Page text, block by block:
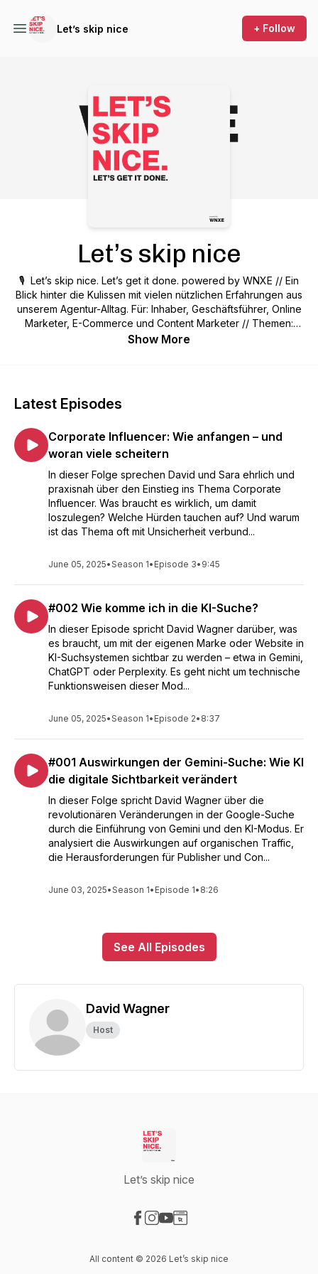
Let’s skip nice + Follow
Let’s skip nice
🎙️ Let’s skip nice. Let’s get it done. powered by WNXE // Ein
Blick hinter die Kulissen mit vielen nützlichen Erfahrungen aus
unserem Agentur-Alltag. Für: Inhaber, Geschäftsführer, Online
Marketer, E-Commerce und Content Marketer // Themen:
Online Marketing, SEO, SEA, Social Media, Conversion
Show More
Latest Episodes
Corporate Influencer: Wie anfangen – und
woran viele scheitern
In dieser Folge sprechen David und Sara ehrlich und
praxisnah über den Einstieg ins Thema Corporate
Influencer. Was braucht es wirklich, um damit
loszulegen? Welche Hürden tauchen auf? Und warum
ist das Thema oft mit Unsicherheit verbund...
June 05, 2025•Season 1• Episode 3• 9:45
#002 Wie komme ich in die KI-Suche?
In dieser Episode spricht David Wagner darüber, was
es braucht, um mit der eigenen Marke oder Website in
KI-Suchsystemen sichtbar zu werden – etwa in Gemini,
ChatGPT oder Perplexity. Es geht nicht um technische
Funktionsweisen dieser Mod...
June 05, 2025•Season 1• Episode 2• 8:37
#001 Auswirkungen der Gemini-Suche: Wie KI
die digitale Sichtbarkeit verändert
In dieser Folge spricht David Wagner über die
revolutionären Veränderungen in der Google-Suche
durch die Einführung von Gemini und den KI-Modus. Er
analysiert die Auswirkungen auf organischen Traffic,
die Herausforderungen für Publisher und Con...
June 03, 2025•Season 1• Episode 1• 8:26
See All Episodes
David Wagner
Host
Let’s skip nice
All content © 2026 Let’s skip nice